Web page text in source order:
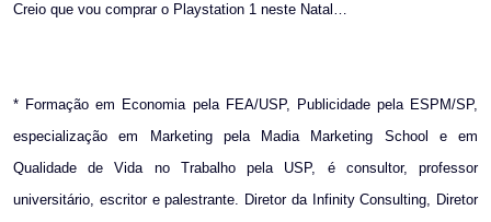
Creio que vou comprar o Playstation 1 neste Natal…
* Formação em Economia pela FEA/USP, Publicidade pela ESPM/SP,
especialização em Marketing pela Madia Marketing School e em
Qualidade de Vida no Trabalho pela USP, é consultor, professor
universitário, escritor e palestrante. Diretor da Infinity Consulting, Diretor